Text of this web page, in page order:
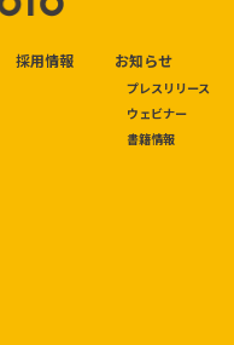
採用情報 お知らせ
プレスリリース
ウェビナー
書籍情報